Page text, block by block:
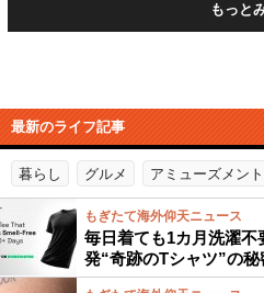
もっと
最新のライフ記事
暮らし グルメ アミューズメント
もぎたて海外仰天ニュース
毎日着ても1カ月洗濯不
発“奇跡のTシャツ”の秘